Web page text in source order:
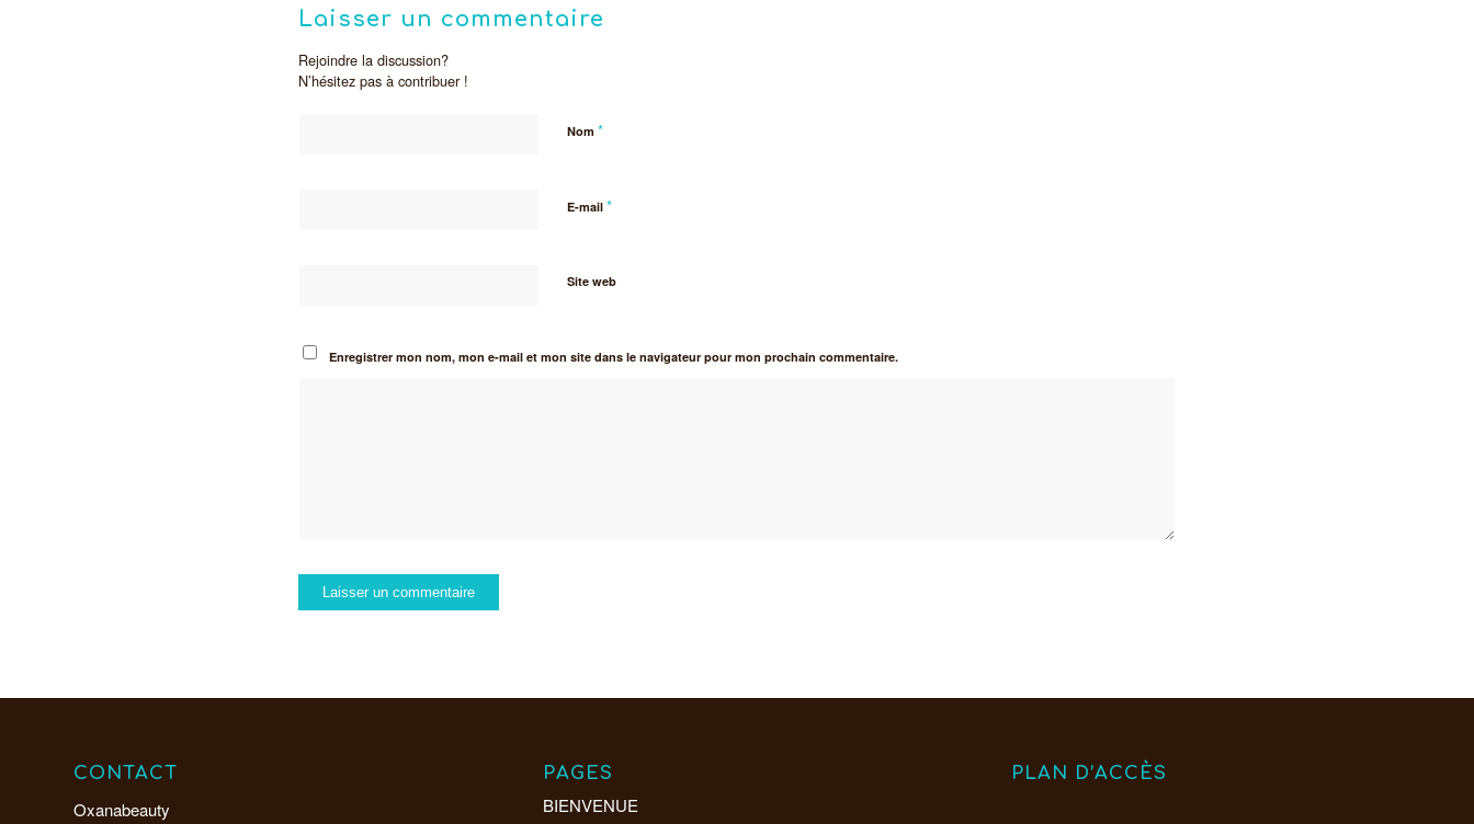
Laisser un commentaire
Rejoindre la discussion?
N’hésitez pas à contribuer !
Nom *
E-mail *
Site web
Enregistrer mon nom, mon e-mail et mon site dans le navigateur pour mon prochain commentaire.
CONTACT
Oxanabeauty
PAGES
BIENVENUE
PLAN D’ACCÈS